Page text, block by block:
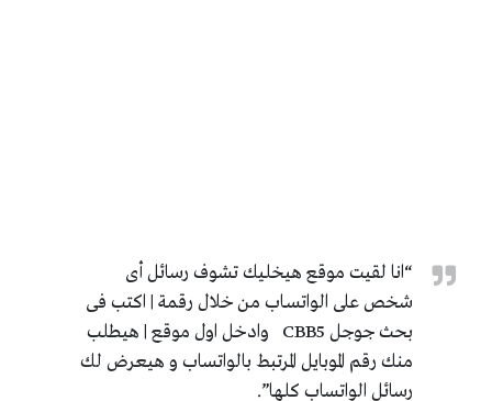
“انا لقيت موقع هيخليك تشوف رسائل أى
شخص على الواتسـاب من خلال رقمة | اكتب فى
بحث جوجل CBB5 وادخل اول موقع | هيطلب
منك رقم الموبايل المرتبط بالواتساب و هيعرض لك
رسائل الواتساب كلها”.